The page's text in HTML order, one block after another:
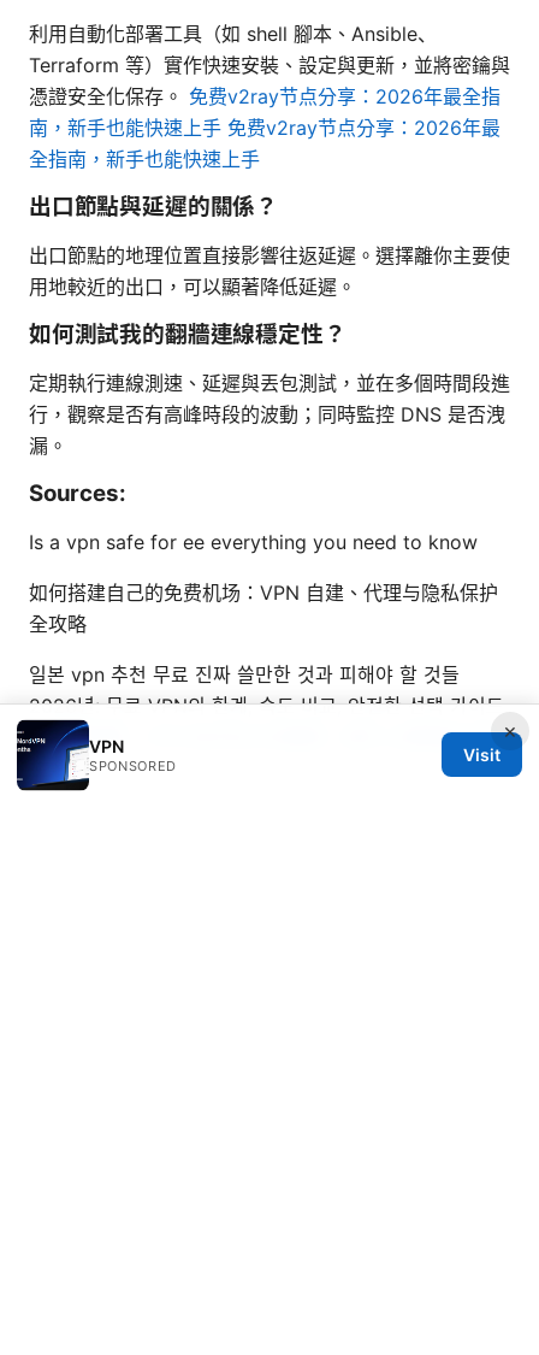
利用自動化部署工具（如 shell 腳本、Ansible、
Terraform 等）實作快速安裝、設定與更新，並將密鑰與
憑證安全化保存。 免费v2ray节点分享：2026年最全指
南，新手也能快速上手 免费v2ray节点分享：2026年最
全指南，新手也能快速上手
出口節點與延遲的關係？
出口節點的地理位置直接影響往返延遲。選擇離你主要使
用地較近的出口，可以顯著降低延遲。
如何測試我的翻牆連線穩定性？
定期執行連線測速、延遲與丟包測試，並在多個時間段進
行，觀察是否有高峰時段的波動；同時監控 DNS 是否洩
漏。
Sources:
Is a vpn safe for ee everything you need to know
如何搭建自己的免费机场：VPN 自建、代理与隐私保护
全攻略
일본 vpn 추천 무료 진짜 쓸만한 것과 피해야 할 것들
2026년: 무료 VPN의 한계, 속도 비교, 안전한 선택 가이드
大机场镜像：VPN 技术全方位解密，提升上网速度与隐
私保护
×
VPN
SPONSORED
Visit